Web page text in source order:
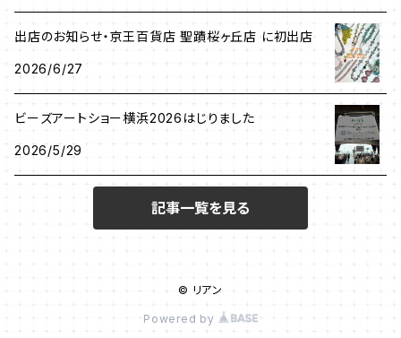
出店のお知らせ・京王百貨店 聖蹟桜ヶ丘店 に初出店
2026/6/27
ビーズアートショー横浜2026はじりました
2026/5/29
記事一覧を見る
© リアン
Powered by